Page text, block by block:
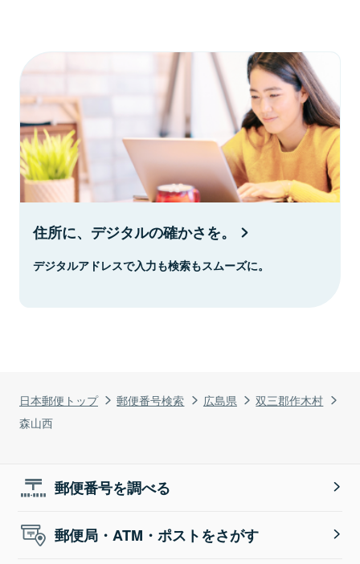
日本郵便トップ 郵便番号検索 広島県
双三郡作木村
森山西
住所に、デジタルの確かさを。
デジタルアドレスで入力も検索もスムーズに。
郵便番号を調べる
郵便局・ATM・ポストをさがす